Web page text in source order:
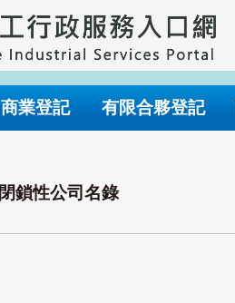
商業登記 有限合夥登記
閉鎖性公司名錄